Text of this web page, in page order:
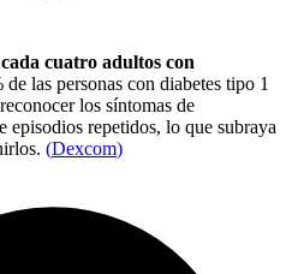
cuatro adultos con
las personas con diabetes tipo 1
los síntomas de
episodios repetidos, lo que subraya
(Dexcom)